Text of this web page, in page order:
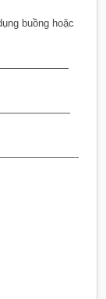
buồng hoặc